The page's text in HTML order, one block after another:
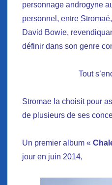
personnage androgyne
personnel, entre
David Bowie,
définir dans son genre
Tout
Stromae la choisit pour
de plusieurs de ses
Un premier album «
jour en juin 2014,